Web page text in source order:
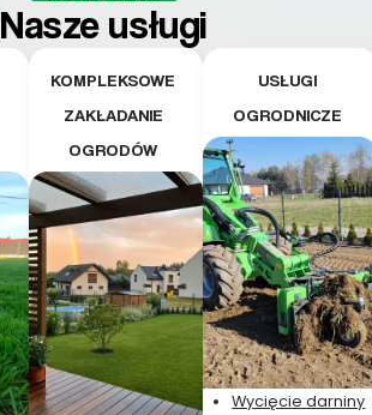
Nasze usługi
KOMPLEKSOWE
ZAKŁADANIE
OGRODÓW
USŁUGI
OGRODNICZE
Wycięcie darniny